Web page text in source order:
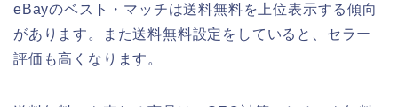
eBayのベスト・マッチは送料無料を上位表示する傾向
があります。また送料無料設定をしていると、セラー
評価も高くなります。